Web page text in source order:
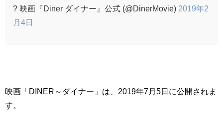
? 映画『Diner ダイナー』公式 (@DinerMovie) 2019年2
月4日
映画「DINER～ダイナー」は、2019年7月5日に公開されま
す。